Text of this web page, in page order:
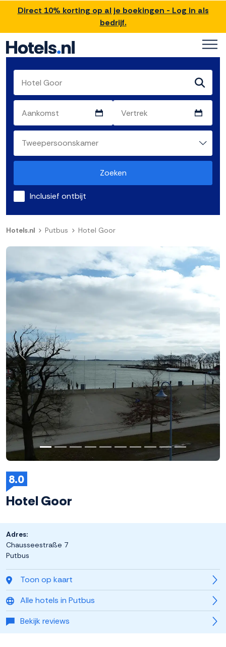
Direct 10% korting op al je boekingen - Log in als
bedrijf.
Zoeken
Inclusief ontbijt
Hotels.nl Putbus Hotel Goor
8.0
Hotel Goor
Toon op kaart
Alle hotels in Putbus
Bekijk reviews
Adres:
Chausseestraße 7
Putbus